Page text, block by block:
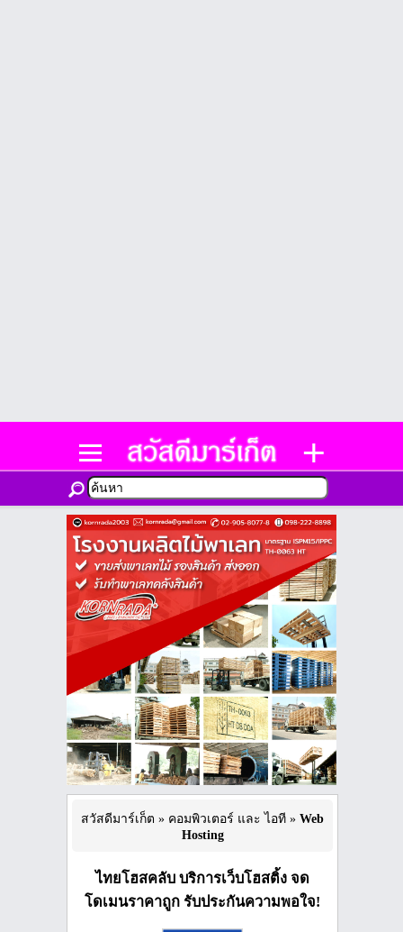
สวัสดีมาร์เก็ต » คอมพิวเตอร์ และ ไอที » Web
Hosting
ไทยโฮสคลับ บริการเว็บโฮสติ้ง จด
โดเมนราคาถูก รับประกันความพอใจ!